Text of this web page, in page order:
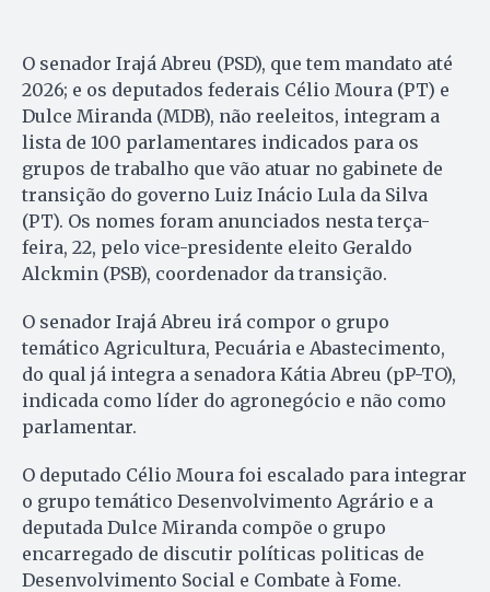
O senador Irajá Abreu (PSD), que tem mandato até
2026; e os deputados federais Célio Moura (PT) e
Dulce Miranda (MDB), não reeleitos, integram a
lista de 100 parlamentares indicados para os
grupos de trabalho que vão atuar no gabinete de
transição do governo Luiz Inácio Lula da Silva
(PT). Os nomes foram anunciados nesta terça-
feira, 22, pelo vice-presidente eleito Geraldo
Alckmin (PSB), coordenador da transição.
O senador Irajá Abreu irá compor o grupo
temático Agricultura, Pecuária e Abastecimento,
do qual já integra a senadora Kátia Abreu (pP-TO),
indicada como líder do agronegócio e não como
parlamentar.
O deputado Célio Moura foi escalado para integrar
o grupo temático Desenvolvimento Agrário e a
deputada Dulce Miranda compõe o grupo
encarregado de discutir políticas politicas de
Desenvolvimento Social e Combate à Fome.